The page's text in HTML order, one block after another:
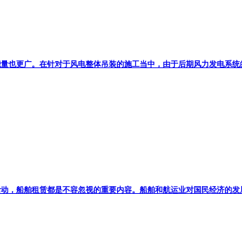
更广。在针对于风电整体吊装的施工当中，由于后期风力发电系
船舶租赁都是不容忽视的重要内容。船舶和航运业对国民经济的